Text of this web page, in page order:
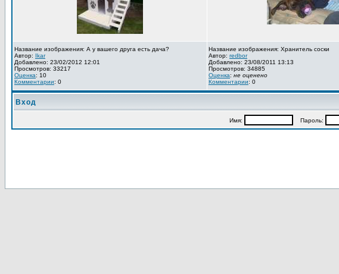
Название изображения: А у вашего друга есть дача?
Автор: Ikar
Добавлено: 23/02/2012 12:01
Просмотров: 33217
Оценка: 10
Комментарии: 0
Название изображения: Хранитель соски
Автор: redbor
Добавлено: 23/08/2011 13:13
Просмотров: 34885
Оценка: не оценено
Комментарии: 0
Вход
Имя: Пароль: